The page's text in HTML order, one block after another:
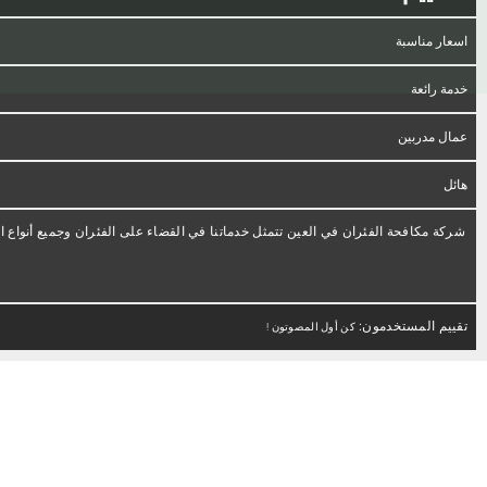
اسعار مناسبة
خدمة رائعة
عمال مدربين
هائل
شركة مكافحة الفئران في العين تتمثل خدماتنا في القضاء على الفئران وجميع
تقييم المستخدمون:كن أول المصوتون !